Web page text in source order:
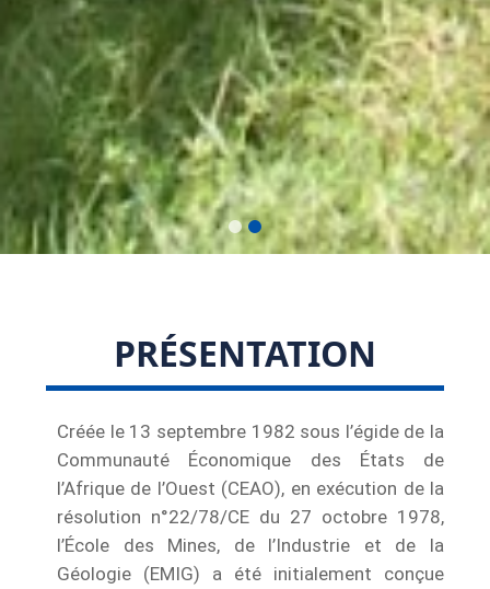
PRÉSENTATION
Créée le 13 septembre 1982 sous l’égide de la
Communauté Économique des États de
l’Afrique de l’Ouest (CEAO), en exécution de la
résolution n°22/78/CE du 27 octobre 1978,
l’École des Mines, de l’Industrie et de la
Géologie (EMIG) a été initialement conçue